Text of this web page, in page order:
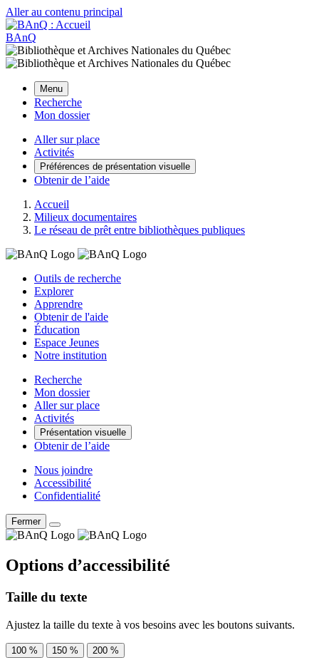
Aller au contenu principal
BAnQ
Menu
Recherche
Mon dossier
Aller sur place
Activités
Préférences de présentation visuelle
Obtenir de l’aide
Accueil
Milieux documentaires
Le réseau de prêt entre bibliothèques publiques
Outils de recherche
Explorer
Apprendre
Obtenir de l'aide
Éducation
Espace Jeunes
Notre institution
Recherche
Mon dossier
Aller sur place
Activités
Présentation visuelle
Obtenir de l’aide
Nous joindre
Accessibilité
Confidentialité
Fermer
Options d’accessibilité
Taille du texte
Ajustez la taille du texte à vos besoins avec les boutons suivants.
100 % 150 % 200 %